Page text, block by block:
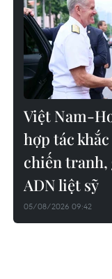
Việt Nam-
hợp tác
chiến
ADN liệt sỹ
05/08/2026 09:42